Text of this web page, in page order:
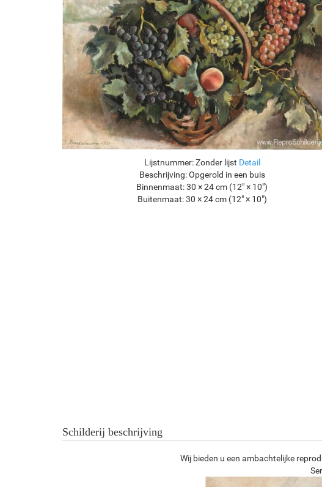
Lijstnummer: Zonder lijst Detail
Beschrijving: Opgerold in een buis
Binnenmaat: 30 × 24 cm (12" × 10")
Buitenmaat: 30 × 24 cm (12" × 10")
Schilderij beschrijving
Wij bieden u een ambachtelijke